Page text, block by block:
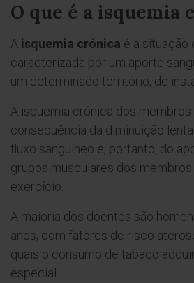
O que é a isquemia
A isquemia crónica é a situação
caracterizada por um aporte
um determinado território, de
A isquemia crónica dos
consequência da diminuição
fluxo sanguíneo e, portanto, do
grupos musculares dos
exercício.
A maioria dos doentes são
anos, com fatores de risco
quais o consumo de tabaco
especial.